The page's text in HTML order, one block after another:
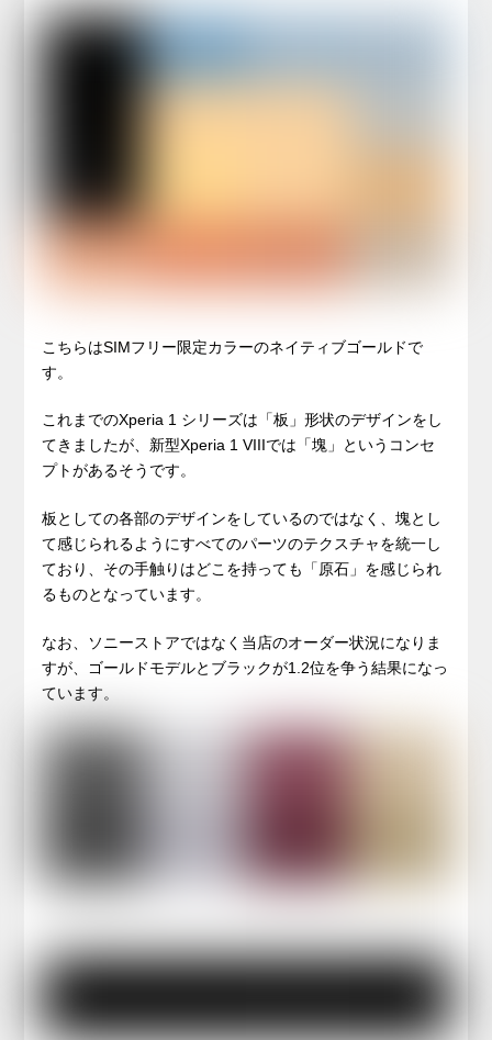
こちらはSIMフリー限定カラーのネイティブゴールドで
す。
これまでのXperia 1 シリーズは「板」形状のデザインをし
てきましたが、新型Xperia 1 VIIIでは「塊」というコンセ
プトがあるそうです。
板としての各部のデザインをしているのではなく、塊とし
て感じられるようにすべてのパーツのテクスチャを統一し
ており、その手触りはどこを持っても「原石」を感じられ
るものとなっています。
なお、ソニーストアではなく当店のオーダー状況になりま
すが、ゴールドモデルとブラックが1.2位を争う結果になっ
ています。